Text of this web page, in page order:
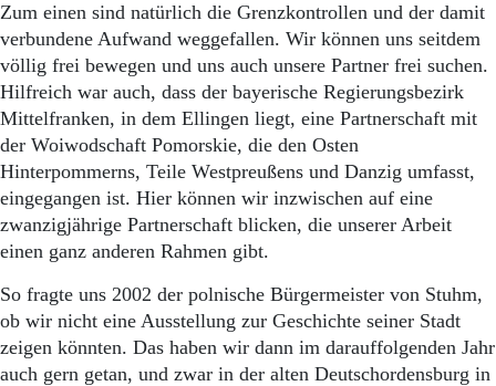
Zum einen sind natürlich die Grenzkontrollen und der damit
verbundene Aufwand weggefallen. Wir können uns seitdem
völlig frei bewegen und uns auch unsere Partner frei suchen.
Hilfreich war auch, dass der bayerische Regierungs­bezirk
Mittelfranken, in dem Ellingen liegt, eine Partnerschaft mit
der Woiwodschaft Pomorskie, die den Osten
Hinterpommerns, Teile Westpreußens und Danzig umfasst,
eingegangen ist. Hier können wir inzwischen auf eine
zwanzigjährige Partnerschaft blicken, die unserer Arbeit
einen ganz anderen Rahmen gibt.
So fragte uns 2002 der polnische Bürgermeister von Stuhm,
ob wir nicht eine Ausstellung zur Geschichte seiner Stadt
zeigen könnten. Das haben wir dann im darauffolgenden Jahr
auch gern getan, und zwar in der alten Deutschordensburg in